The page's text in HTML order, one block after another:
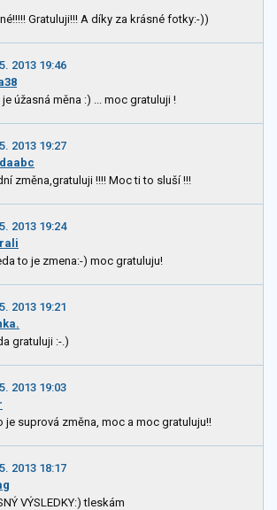
Gratuluji!!! A díky za krásné fotky:-))
2013 19:46
úžasná měna :) ... moc gratuluji !
2013 19:27
změna,gratuluji !!!! Moc ti to sluší !!!
2013 19:24
to je zmena:-) moc gratuluju!
2013 19:21
gratuluji :-.)
2013 19:03
je suprová změna, moc a moc gratuluju!!
2013 18:17
VÝSLEDKY:) tleskám